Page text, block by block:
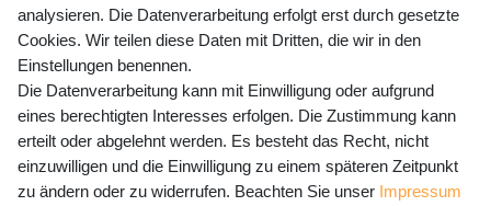
Preisangaben inkl. gesetzl. MwSt. und zzgl. Service- und
Versandkosten
Newsletter Anmeldung - Keine Angebote
mehr verpassen!
analysieren. Die Datenverarbeitung erfolgt erst durch gesetzte
Cookies. Wir teilen diese Daten mit Dritten, die wir in den
Einstellungen benennen.
Die Datenverarbeitung kann mit Einwilligung oder aufgrund
eines berechtigten Interesses erfolgen. Die Zustimmung kann
erteilt oder abgelehnt werden. Es besteht das Recht, nicht
einzuwilligen und die Einwilligung zu einem späteren Zeitpunkt
zu ändern oder zu widerrufen. Beachten Sie unser Impressum